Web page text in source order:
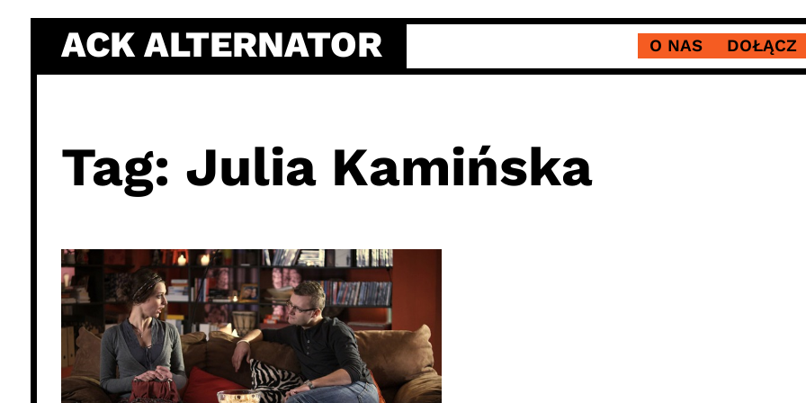
content
ACK ALTERNATOR O NAS DOŁĄCZ
Tag: Julia Kamińska